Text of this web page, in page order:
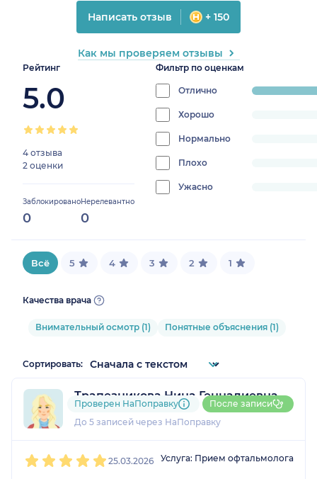
Рейтинг
5.0
4 отзыва
2 оценки
Заблокировано
0
Нерелевантно
0
Фильтр по оценкам
Отлично
progress:
Хорошо
0%
Нормально
0%
Плохо
progress:
Ужасно
0%
Написать отзыв + 150
Как мы проверяем отзывы
Всё 5 4 3 2 1
Качества врача
Внимательный осмотр (1) Понятные объяснения (1)
Сортировать:
Трапезникова Нина Геннадиевна
3 отзыва
До 5 записей через НаПоправку
Проверен НаПоправку После записи
25.03.2026 Услуга: Прием офтальмолога